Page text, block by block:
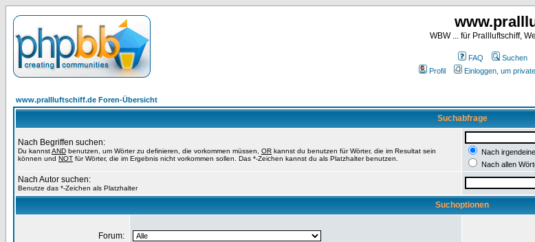
WBW ... für Prallluftschiff,
FAQ Suchen
Profil
Einloggen, um
www.prallluftschiff.de Foren-Übersicht
Suchabfrage
Nach Begriffen suchen:
Du kannstAND benutzen, um Wörter zu definieren, die vorkommen müssen, OR kannst du benutzen für Wörter, die im Resultat sein
können und NOT für Wörter, die im Ergebnis nicht vorkommen sollen. Das *-Zeichen kannst du als Platzhalter benutzen.
Nach
Nach allen
Nach Autor suchen:
Benutze das *-Zeichen als Platzhalter
Suchoptionen
Forum: